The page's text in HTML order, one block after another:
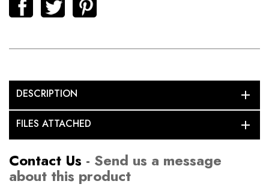
DESCRIPTION add
FILES ATTACHED add
Contact Us - Send us a message
about this product